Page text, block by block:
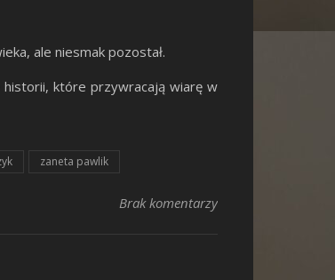
ale niesmak pozostał.
historii, które przywracają wiarę w
zaneta pawlik
Brak komentarzy